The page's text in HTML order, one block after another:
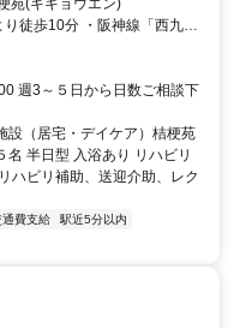
徒歩10分 ・阪神線「西九
より電車で15分
週3～５日から日数ご相談下
設（居宅・デイケア）桔梗苑
名 半日型 入浴あり リハビリ
ハビリ補助、送迎介助、レク
通費支給
駅近5分以内